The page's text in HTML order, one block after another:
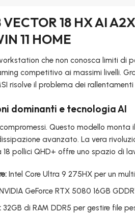
VECTOR 18 HX AI
11 HOME
che non conosca limiti di
competitivo ai massimi livelli.
risolve il problema dei
dominanti e tecnologia AI
Questo modello monta
avanzato. La vera
pollici QHD+ offre uno spazio di
Intel Core Ultra 9 275HX per un
GeForce RTX 5080 16GB
32GB di RAM DDR5 per gestire file